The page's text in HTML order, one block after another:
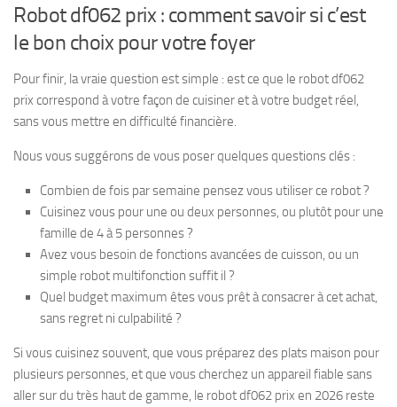
Robot df062 prix : comment savoir si c’est
le bon choix pour votre foyer
Pour finir, la vraie question est simple : est ce que le robot df062
prix correspond à votre façon de cuisiner et à votre budget réel,
sans vous mettre en difficulté financière.
Nous vous suggérons de vous poser quelques questions clés :
Combien de fois par semaine pensez vous utiliser ce robot ?
Cuisinez vous pour une ou deux personnes, ou plutôt pour une
famille de 4 à 5 personnes ?
Avez vous besoin de fonctions avancées de cuisson, ou un
simple robot multifonction suffit il ?
Quel budget maximum êtes vous prêt à consacrer à cet achat,
sans regret ni culpabilité ?
Si vous cuisinez souvent, que vous préparez des plats maison pour
plusieurs personnes, et que vous cherchez un appareil fiable sans
aller sur du très haut de gamme, le robot df062 prix en 2026 reste